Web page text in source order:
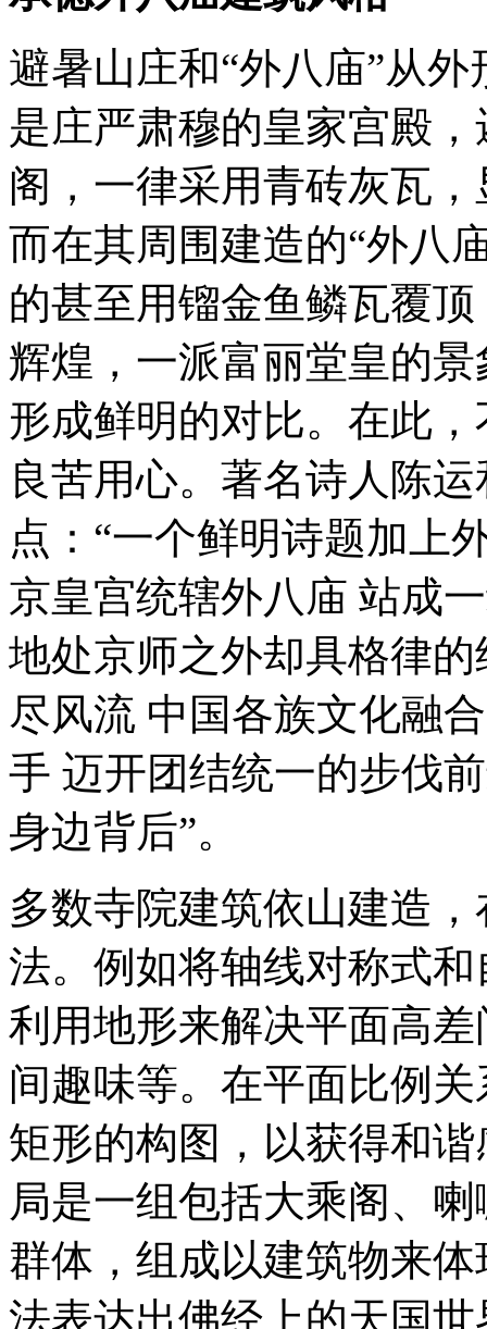
避暑山庄和“外八庙”从
是庄严肃穆的皇家宫殿
阁，一律采用青砖灰瓦
而在其周围建造的“外八
的甚至用镏金鱼鳞瓦覆
辉煌，一派富丽堂皇的
形成鲜明的对比。在此
良苦用心。著名诗人陈
点：“一个鲜明诗题加上
京皇宫统辖外八庙 站成
地处京师之外却具格律
尽风流 中国各族文化融
手 迈开团结统一的步伐
身边背后”。
多数寺院建筑依山建造
法。例如将轴线对称式
利用地形来解决平面高
间趣味等。在平面比例
矩形的构图，以获得和
局是一组包括大乘阁、
群体，组成以建筑物来
法表达出佛经上的天国